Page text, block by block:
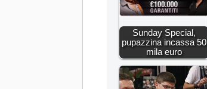
Sunday Special,
pupazzina incassa 50
mila euro